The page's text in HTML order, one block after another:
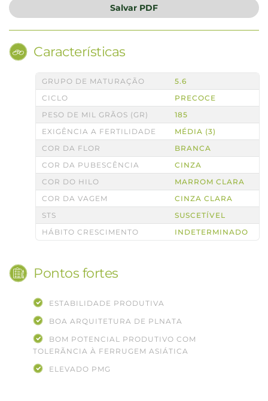
Salvar PDF
Características
GRUPO DE MATURAÇÃO
5.6
CICLO
PRECOCE
PESO DE MIL GRÃOS (GR)
185
EXIGÊNCIA A FERTILIDADE
MÉDIA (3)
COR DA FLOR
BRANCA
COR DA PUBESCÊNCIA
CINZA
COR DO HILO
MARROM CLARA
COR DA VAGEM
CINZA CLARA
STS
SUSCETÍVEL
HÁBITO CRESCIMENTO
INDETERMINADO
Pontos fortes
ESTABILIDADE PRODUTIVA
BOA ARQUITETURA DE PLNATA
BOM POTENCIAL PRODUTIVO COM
TOLERÃNCIA À FERRUGEM ASIÁTICA
ELEVADO PMG